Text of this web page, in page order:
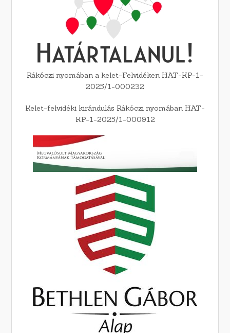
Rákóczi nyomában a kelet-Felvidéken HAT-KP-1-
2025/1-000232
Kelet-felvidéki kirándulás Rákóczi nyomában HAT-
KP-1-2025/1-000912